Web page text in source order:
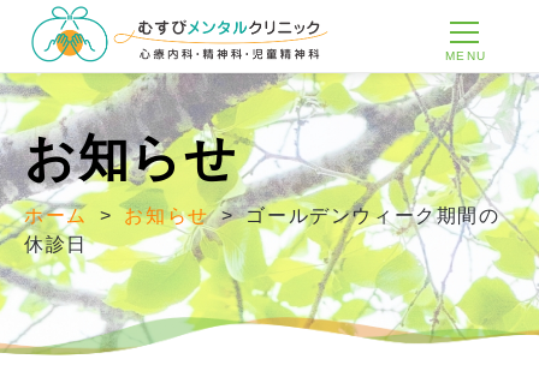
MENU
お知らせ
ホーム > お知らせ > ゴールデンウィーク期間の
休診日